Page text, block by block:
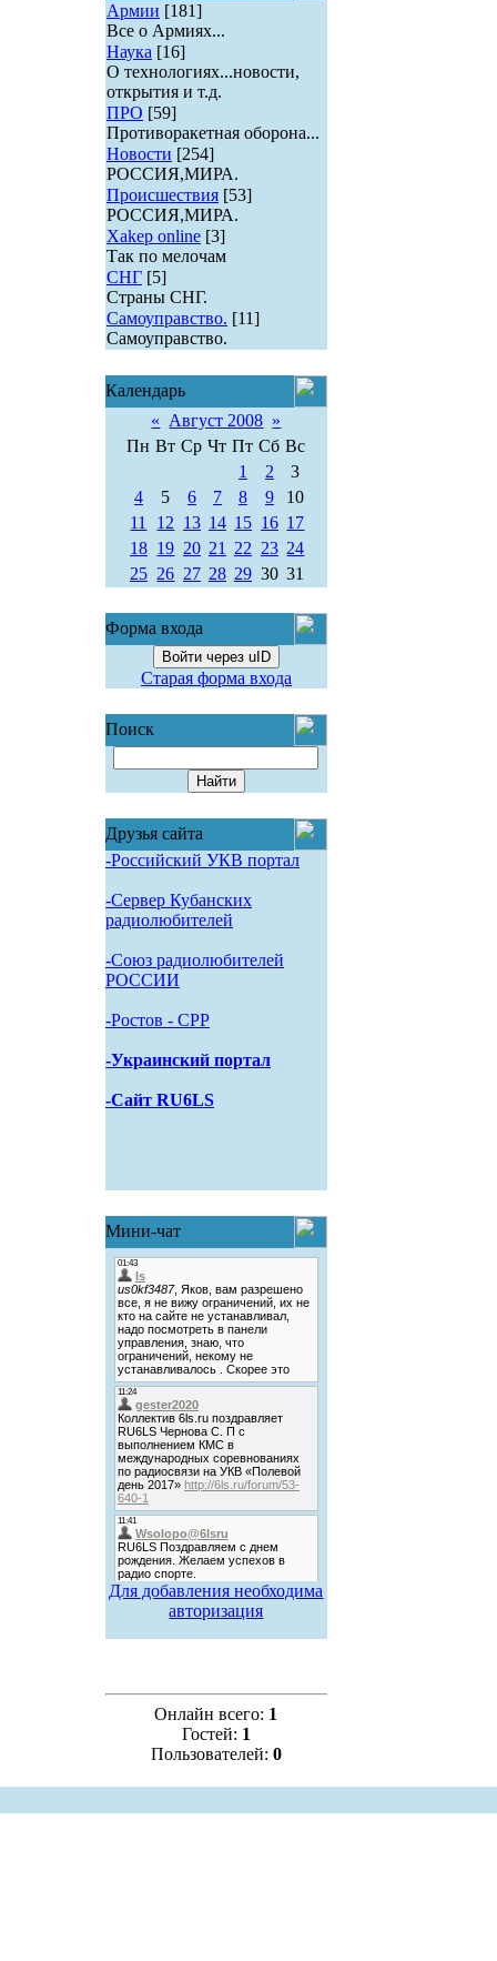
Армии [181]
Все о Армиях...
Наука [16]
О технологиях...новости,
открытия и т.д.
ПРО [59]
Противоракетная оборона...
Новости [254]
РОССИЯ,МИРА.
Происшествия [53]
РОССИЯ,МИРА.
Xakep online [3]
Так по мелочам
СНГ [5]
Страны СНГ.
Самоуправство. [11]
Самоуправство.
Календарь
« Август 2008 »
Пн Вт Ср Чт Пт Сб Вс
1
2
3
4
5 6 7 8 9
10
11
12 13 14 15 16 17
18 19 20 21 22 23 24
25 26 27 28 29 30 31
Форма входа
Войти через uID
Старая форма входа
Поиск
Друзья сайта
-Российский УКВ портал
-Сервер Кубанских
радиолюбителей
-Союз радиолюбителей
РОССИИ
-Pостов - CPP
-Украинский портал
-Сайт RU6LS
Мини-чат
Для добавления необходима
авторизация
Онлайн всего: 1
Гостей: 1
Пользователей: 0